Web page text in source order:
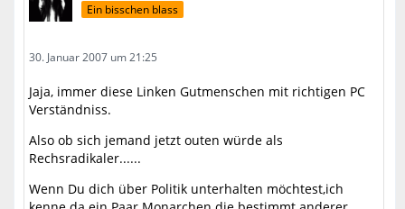
Ein bisschen blass
30. Januar 2007 um 21:25
Jaja, immer diese Linken Gutmenschen mit richtigen PC
Verständniss.
Also ob sich jemand jetzt outen würde als
Rechsradikaler......
Wenn Du dich über Politik unterhalten möchtest,ich